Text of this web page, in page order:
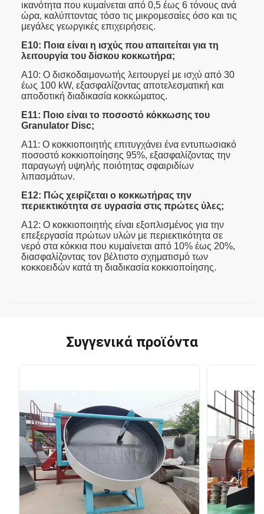
ικανότητα που κυμαίνεται από 0,5 έως 6 τόνους ανά
ώρα, καλύπτοντας τόσο τις μικρομεσαίες όσο και τις
μεγάλες γεωργικές επιχειρήσεις.
Ε10: Ποια είναι η ισχύς που απαιτείται για τη
λειτουργία του δίσκου κοκκωτήρα;
Α10: Ο δισκοδαιμονωτής λειτουργεί με ισχύ από 30
έως 100 kW, εξασφαλίζοντας αποτελεσματική και
αποδοτική διαδικασία κοκκώματος.
Ε11: Ποιο είναι το ποσοστό κόκκωσης του
Granulator Disc;
Α11: Ο κοκκιοποιητής επιτυγχάνει ένα εντυπωσιακό
ποσοστό κοκκιοποίησης 95%, εξασφαλίζοντας την
παραγωγή υψηλής ποιότητας σφαιριδίων
λιπασμάτων.
Ε12: Πώς χειρίζεται ο κοκκωτήρας την
περιεκτικότητα σε υγρασία στις πρώτες ύλες;
Α12: Ο κοκκιοποιητής είναι εξοπλισμένος για την
επεξεργασία πρώτων υλών με περιεκτικότητα σε
νερό στα κόκκια που κυμαίνεται από 10% έως 20%,
διασφαλίζοντας τον βέλτιστο σχηματισμό των
κοκκοειδών κατά τη διαδικασία κοκκιοποίησης.
Συγγενικά προϊόντα